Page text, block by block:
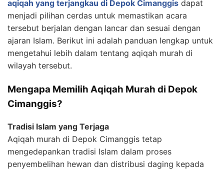
aqiqah yang terjangkau di Depok Cimanggis dapat
menjadi pilihan cerdas untuk memastikan acara
tersebut berjalan dengan lancar dan sesuai dengan
ajaran Islam. Berikut ini adalah panduan lengkap untuk
mengetahui lebih dalam tentang aqiqah murah di
wilayah tersebut.
Mengapa Memilih Aqiqah Murah di Depok
Cimanggis?
Tradisi Islam yang Terjaga
Aqiqah murah di Depok Cimanggis tetap
mengedepankan tradisi Islam dalam proses
penyembelihan hewan dan distribusi daging kepada